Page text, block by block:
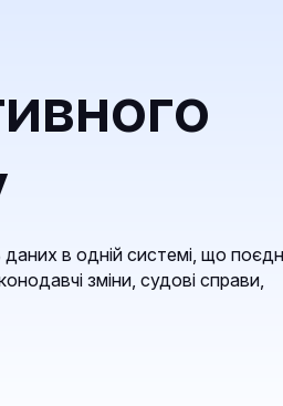
даних в одній системі, що
зміни, судові справи,